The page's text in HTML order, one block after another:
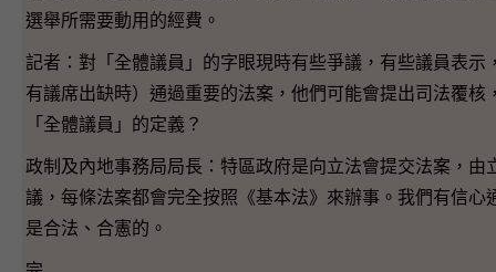
選舉所需要動用的經費。
記者：對「全體議員」的字眼現時有些爭議，有些議員表示
有議席出缺時）通過重要的法案，他們可能會提出司法覆核
「全體議員」的定義？
政制及內地事務局局長：特區政府是向立法會提交法案，由
議，每條法案都會完全按照《基本法》來辦事。我們有信心
是合法、合憲的。